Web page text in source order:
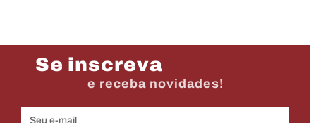
Se inscreva
e receba novidades!